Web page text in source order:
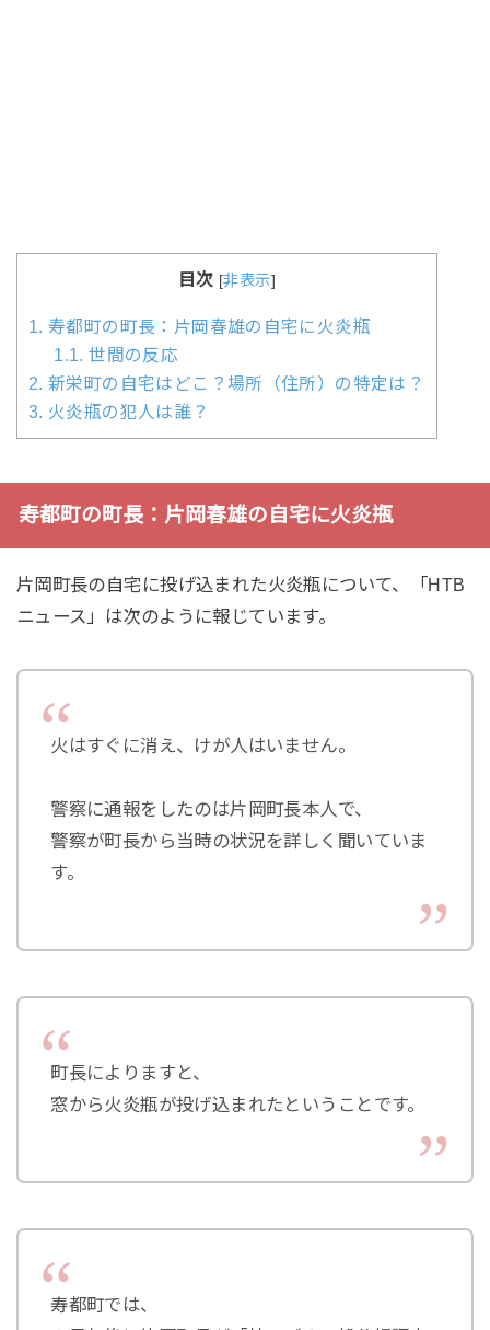
目次 [非表示]
1. 寿都町の町長：片岡春雄の自宅に火炎瓶
1.1. 世間の反応
2. 新栄町の自宅はどこ？場所（住所）の特定は？
3. 火炎瓶の犯人は誰？
寿都町の町長：片岡春雄の自宅に火炎瓶
片岡町長の自宅に投げ込まれた火炎瓶について、「HTB
ニュース」は次のように報じています。
火はすぐに消え、けが人はいません。
警察に通報をしたのは片岡町長本人で、
警察が町長から当時の状況を詳しく聞いていま
す。
町長によりますと、
窓から火炎瓶が投げ込まれたということです。
寿都町では、